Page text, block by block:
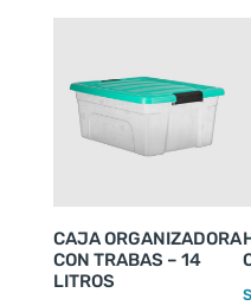
CAJA ORGANIZADORA
CON TRABAS – 14
LITROS